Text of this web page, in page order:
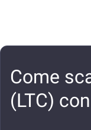
Come
(LTC)